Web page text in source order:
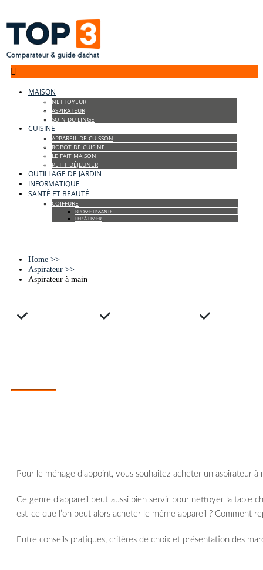

MAISON
NETTOYEUR
ASPIRATEUR
SOIN DU LINGE
CUISINE
APPAREIL DE CUISSON
ROBOT DE CUISINE
LE FAIT MAISON
PETIT DÉJEUNER
OUTILLAGE DE JARDIN
INFORMATIQUE
SANTÉ ET BEAUTÉ
COIFFURE
BROSSE LISSANTE
FER À LISSER
Home >>
Aspirateur >>
Aspirateur à main
Pour le ménage d’appoint, vous souhaitez acheter un aspirateur à
Ce genre d’appareil peut aussi bien servir pour nettoyer la table
est-ce que l’on peut alors acheter le même appareil ? Comment
Entre conseils pratiques, critères de choix et présentation des